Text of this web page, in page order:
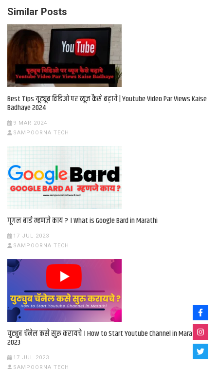
Similar Posts
Best Tips यूट्यूब विडिओ पर व्यूज कैसे बढ़ाये | Youtube Video Par Views Kaise
Badhaye 2024
9 MAR 2024
SAMPOORNA TECH
गूगल बार्ड म्हणजे काय ? । What is Google Bard in Marathi
17 JUL 2023
SAMPOORNA TECH
युट्युब चॅनेल कसे सुरु करायचे । How to Start Youtube Channel in Marathi
2023
17 JUL 2023
SAMPOORNA TECH